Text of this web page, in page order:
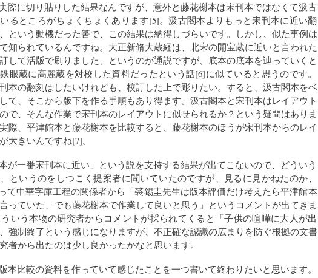
際に切り貼りした結果なんですが、意外と藤花榭本は宋刊本ではなくて汲古
るところがちょくちょくあります[5]。汲古閣本よりもっと宋刊本に近い翻
という動機だった筈で、この結果は納得しづらいです。しかし、似た事例は
知られているんですね。大正新脩大蔵経は、北宋の開宝蔵に近いと言われた
して活版で刷りました、というのが通説ですが、底本の底本を辿っていくと
眼蔵に高麗蔵を対校した資料だったという話[6]に似ていると思うのです。
本の翻刻はしたいけれども、校訂した上で彫りたい。すると、汲古閣本をベ
て、そこから版下を作る手順もあり得ます。汲古閣本と宋刊本はレイアウト
で、そんな作業で宋刊本のレイアウトに似せられるか？という疑問はありま
際、平津館本と藤花榭本を比較すると、藤花榭本のほうが宋刊本からのレイ
大きいんですね[7]。
本が一番宋刊本に近い」という説を支持する結果が出てこないので、どういう
というのをしつこく提案者に聞いていたのですが、見るに見かねたのか、
て中華字庫工程の関係者から「裘錫圭先生は版本評価だけ考えたら平津館本
っていた、でも藤花榭本で作業して良いと思う」というコメントが出てきま
いう本物の研究者からコメントが採られてくると「子供の喧嘩に大人が出
強制終了という感じになりますが、不正確な認識の広まりを防ぐ根拠の文書
者から出たのは少し良かったかなと思います。
本比較の資料を作っていて感じたことを一つ書いて終わりたいと思います。